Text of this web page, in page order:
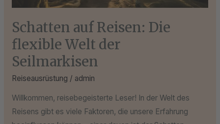
Schatten auf Reisen: Die
flexible Welt der
Seilmarkisen
Reiseausrüstung / admin
Willkommen, reisebegeisterte Leser! In der Welt des
Reisens gibt es viele Faktoren, die unsere Erfahrung